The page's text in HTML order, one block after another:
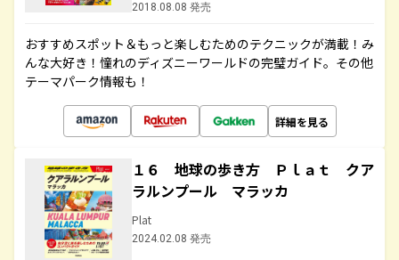
2018.08.08 発売
おすすめスポット＆もっと楽しむためのテクニックが満載！み
んな大好き！憧れのディズニーワールドの完璧ガイド。その他
テーマパーク情報も！
詳細を見る
１６ 地球の歩き方 Ｐｌａｔ クア
ラルンプール マラッカ
Plat
2024.02.08 発売